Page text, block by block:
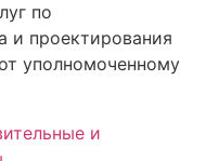
по
и проектирования
уполномоченному